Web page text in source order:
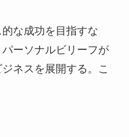
な成功を目指すな
ーソナルビリーフが
ネスを展開する。こ